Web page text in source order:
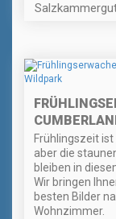
Frühlingszeit
aber die
bleiben in
Wir bringen
besten Bilder
Wohnzimmer.